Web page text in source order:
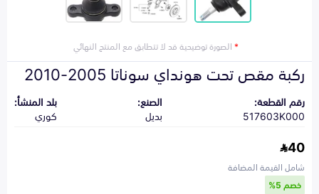
*الصورة توضيحية قد لا تتطابق مع المنتج النهائي
ركبة مقص تحت هونداي سوناتا 2005-2010
رقم القطعة:
517603K000
الصنع:
بديل
بلد المنشأ:
كوري
40
شامل القيمة المضافة
خصم 5%